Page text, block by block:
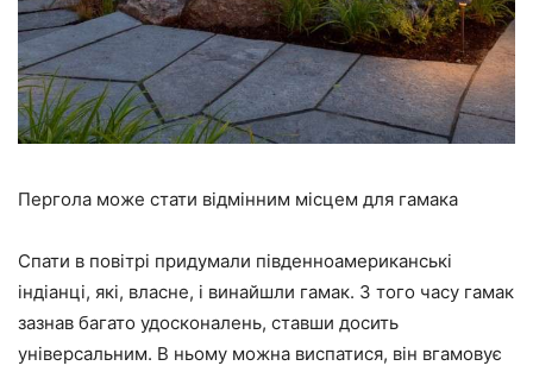
Пергола може стати відмінним місцем для гамака
Спати в повітрі придумали південноамериканські
індіанці, які, власне, і винайшли гамак. З того часу гамак
зазнав багато удосконалень, ставши досить
універсальним. В ньому можна виспатися, він вгамовує